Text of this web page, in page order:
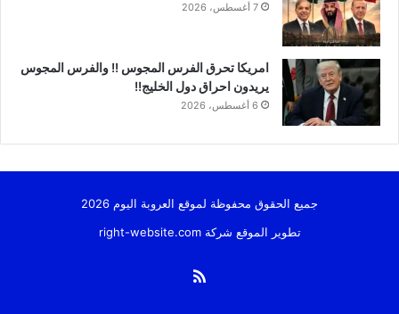
7 أغسطس، 2026
امريكا تحرق الفرس المجوس !! والفرس المجوس
يريدون احراق دول الخليج!!
6 أغسطس، 2026
جميع الحقوق محفوظة لموقع العروبة اليوم 2026
تطوير الموقع شركةright-website.com
ملخص